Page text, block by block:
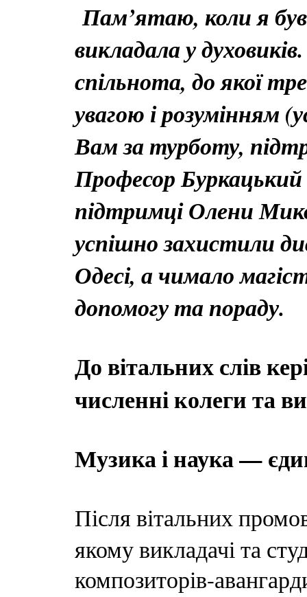
Пам’ятаю, коли я
викладала у
спільнота, до якої
увагою і розумінням
Вам за турботу,
Професор
підтримці Олени
успішно захистили
Одесі, а чимало
допомогу та пораду.
До вітальних слів
численні колеги та
Музика і наука —
Після вітальних
якому викладачі та
композиторів-